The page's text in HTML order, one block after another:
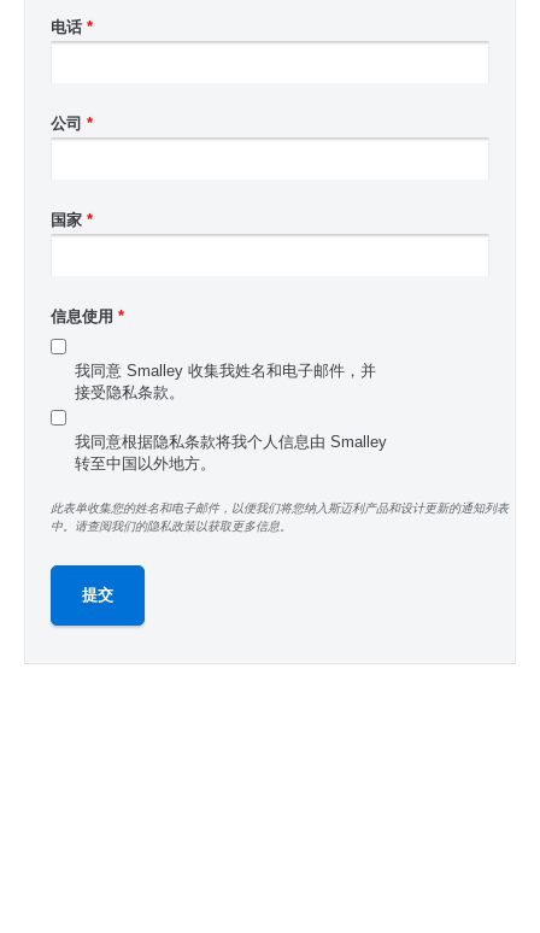
电话 *
公司 *
国家 *
信息使用 *
我同意 Smalley 收集我姓名和电子邮件，并
接受隐私条款。
我同意根据隐私条款将我个人信息由 Smalley
转至中国以外地方。
此表单收集您的姓名和电子邮件，以便我们将您纳入斯迈利产品和设计更新的通知列表
中。请查阅我们的隐私政策以获取更多信息。